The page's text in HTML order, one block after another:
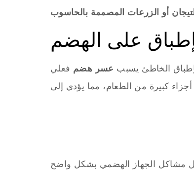
على الهضم
الخاطئ يسبب عسر هضم